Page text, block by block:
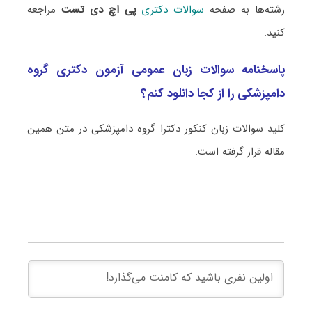
رشته‌ها به صفحه سوالات دکتری پی اچ دی تست مراجعه
کنید.
پاسخنامه سوالات زبان عمومی آزمون دکتری گروه
دامپزشکی را از کجا دانلود کنم؟
کلید سوالات زبان کنکور دکترا گروه دامپزشکی در متن همین
مقاله قرار گرفته است.